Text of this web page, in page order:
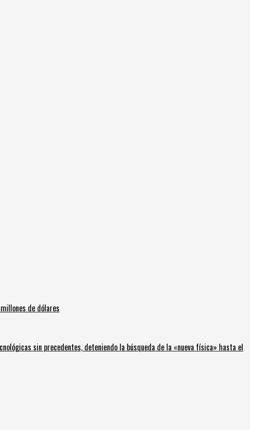
de dólares
sin precedentes, deteniendo la búsqueda de la «nueva física» hasta el